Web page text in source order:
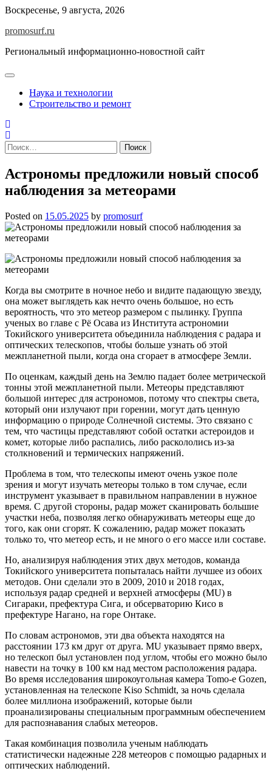
Skip
content
Воскресенье, 9 августа, 2026
promosurf.ru
Региональный информационно-новостной сайт
Наука и технологии
Строительство и ремонт
Найти:
Астрономы предложили новый способ
наблюдения за метеорами
Posted on 15.05.2025 by promosurf
Когда вы смотрите в ночное небо и видите падающую звезду,
она может выглядеть как нечто очень большое, но есть
вероятность, что это метеор размером с пылинку. Группа
ученых во главе с Рё Осава из Института астрономии
Токийского университета объединила наблюдения с радара и
оптических телескопов, чтобы больше узнать об этой
межпланетной пыли, когда она сгорает в атмосфере Земли.
По оценкам, каждый день на Землю падает более метрической
тонны этой межпланетной пыли. Метеоры представляют
большой интерес для астрономов, потому что спектры света,
который они излучают при горении, могут дать ценную
информацию о природе Солнечной системы. Это связано с
тем, что частицы представляют собой остатки астероидов и
комет, которые либо распались, либо раскололись из-за
столкновений и термических напряжений.
Проблема в том, что телескопы имеют очень узкое поле
зрения и могут изучать метеоры только в том случае, если
инструмент указывает в правильном направлении в нужное
время. С другой стороны, радар может сканировать большие
участки неба, позволяя легко обнаруживать метеоры еще до
того, как они сгорят. К сожалению, радар может показать
только то, что метеор есть, и не много о его массе или составе.
Но, анализируя наблюдения этих двух методов, команда
Токийского университета попыталась найти лучшее из обоих
методов. Они сделали это в 2009, 2010 и 2018 годах,
используя радар средней и верхней атмосферы (MU) в
Сигараки, префектура Сига, и обсерваторию Кисо в
префектуре Нагано, на горе Онтаке.
По словам астрономов, эти два объекта находятся на
расстоянии 173 км друг от друга. MU указывает прямо вверх,
но телескоп был установлен под углом, чтобы его можно было
навести на точку в 100 км над местом расположения радара.
Во время исследования широкоугольная камера Tomo-e Gozen,
установленная на телескопе Kiso Schmidt, за ночь сделала
более миллиона изображений, которые были
проанализированы специальным программным обеспечением
для распознавания слабых метеоров.
Такая комбинация позволила ученым наблюдать
статистически надежные 228 метеоров с помощью радарных и
оптических наблюдений.